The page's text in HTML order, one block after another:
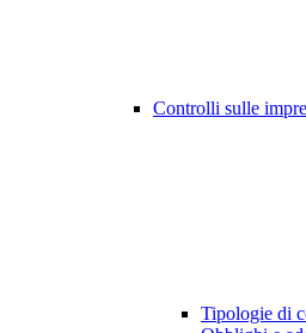
Controlli sulle
Tipologie di